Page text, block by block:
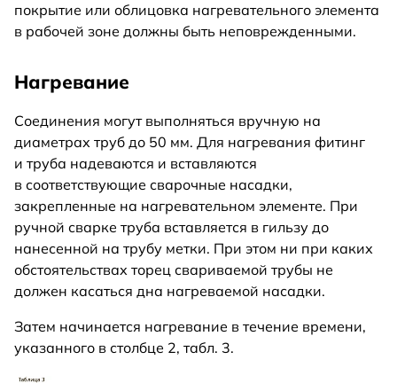
покрытие или облицовка нагревательного элемента
в рабочей зоне должны быть неповрежденными.
Нагревание
Соединения могут выполняться вручную на
диаметрах труб до 50 мм. Для нагревания фитинг
и труба надеваются и вставляются
в соответствующие сварочные насадки,
закрепленные на нагревательном элементе. При
ручной сварке труба вставляется в гильзу до
нанесенной на трубу метки. При этом ни при каких
обстоятельствах торец свариваемой трубы не
должен касаться дна нагреваемой насадки.
Затем начинается нагревание в течение времени,
указанного в столбце 2, табл. 3.